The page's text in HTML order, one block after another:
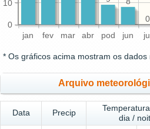
jan fev mar abr pod jun
0
10
0
* Os gráficos acima mostram os
Arquivo
Data Precip
dia /